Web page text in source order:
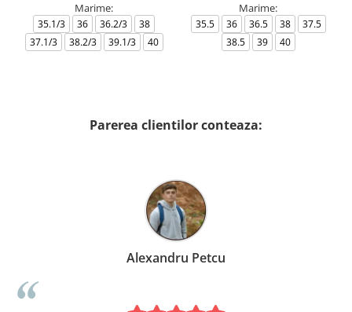
Marime:
35.1/3 36 36.2/3
38
37.1/3
38.2/3 39.1/3 40
Marime:
35.5 36 36.5 38
37.5
38.5
39 40
Parerea clientilor conteaza:
Alexandru Petcu